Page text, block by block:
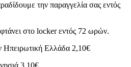
την παραγγελία σας εντός
στο locker εντός 72 ωρών.
Ηπειρωτική Ελλάδα 2,10€
3,10€